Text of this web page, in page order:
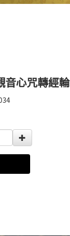
音心咒轉經輪